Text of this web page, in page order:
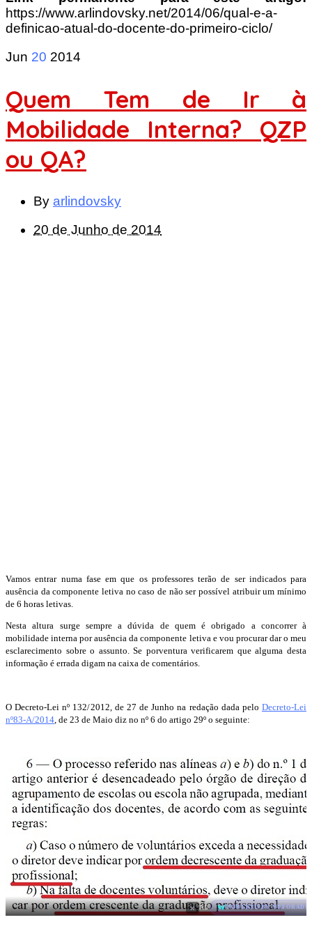
https://www.arlindovsky.net/2014/06/qual-e-a-
definicao-atual-do-docente-do-primeiro-ciclo/
Jun 20 2014
Quem Tem de Ir à
Mobilidade Interna? QZP
ou QA?
By arlindovsky
20 de Junho de 2014
Vamos entrar numa fase em que os professores terão de ser indicados para
ausência da componente letiva no caso de não ser possível atribuir um mínimo
de 6 horas letivas.
Nesta altura surge sempre a dúvida de quem é obrigado a concorrer à
mobilidade interna por ausência da componente letiva e vou procurar dar o meu
esclarecimento sobre o assunto. Se porventura verificarem que alguma desta
informação é errada digam na caixa de comentários.
O Decreto-Lei nº 132/2012, de 27 de Junho na redação dada pelo Decreto-Lei
nº83-A/2014 , de 23 de Maio diz no nº 6 do artigo 29º o seguinte:
× AD POWERED BY WEFORADS